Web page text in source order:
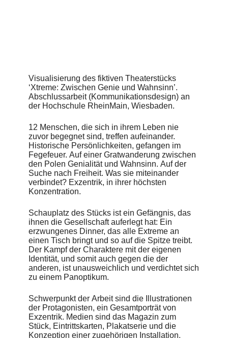
Design
Josephine Stenger-Ruh
Hochschule RheinMain
Wiesbaden
Visualisierung des fiktiven Theaterstücks
‘Xtreme: Zwischen Genie und Wahnsinn’.
Abschlussarbeit (Kommunikationsdesign) an
der Hochschule RheinMain, Wiesbaden.
12 Menschen, die sich in ihrem Leben nie
zuvor begegnet sind, treffen aufeinander.
Historische Persönlichkeiten, gefangen im
Fegefeuer. Auf einer Gratwanderung zwischen
den Polen Genialität und Wahnsinn. Auf der
Suche nach Freiheit. Was sie miteinander
verbindet? Exzentrik, in ihrer höchsten
Konzentration.
Schauplatz des Stücks ist ein Gefängnis, das
ihnen die Gesellschaft auferlegt hat: Ein
erzwungenes Dinner, das alle Extreme an
einen Tisch bringt und so auf die Spitze treibt.
Der Kampf der Charaktere mit der eigenen
Identität, und somit auch gegen die der
anderen, ist unausweichlich und verdichtet sich
zu einem Panoptikum.
Schwerpunkt der Arbeit sind die Illustrationen
der Protagonisten, ein Gesamtporträt von
Exzentrik. Medien sind das Magazin zum
Stück, Eintrittskarten, Plakatserie und die
Konzeption einer zugehörigen Installation.